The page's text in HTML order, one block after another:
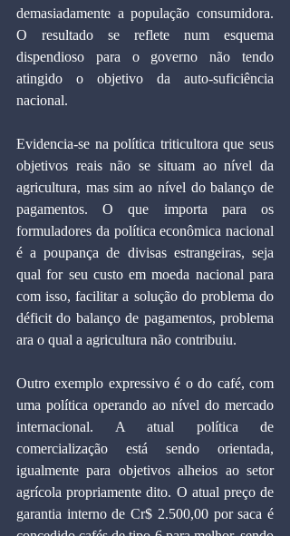
demasiadamente a população consumidora.
O resultado se reflete num esquema
dispendioso para o governo não tendo
atingido o objetivo da auto-suficiência
nacional.
Evidencia-se na política triticultora que seus
objetivos reais não se situam ao nível da
agricultura, mas sim ao nível do balanço de
pagamentos. O que importa para os
formuladores da política econômica nacional
é a poupança de divisas estrangeiras, seja
qual for seu custo em moeda nacional para
com isso, facilitar a solução do problema do
déficit do balanço de pagamentos, problema
ara o qual a agricultura não contribuiu.
Outro exemplo expressivo é o do café, com
uma política operando ao nível do mercado
internacional. A atual política de
comercialização está sendo orientada,
igualmente para objetivos alheios ao setor
agrícola propriamente dito. O atual preço de
garantia interno de Cr$ 2.500,00 por saca é